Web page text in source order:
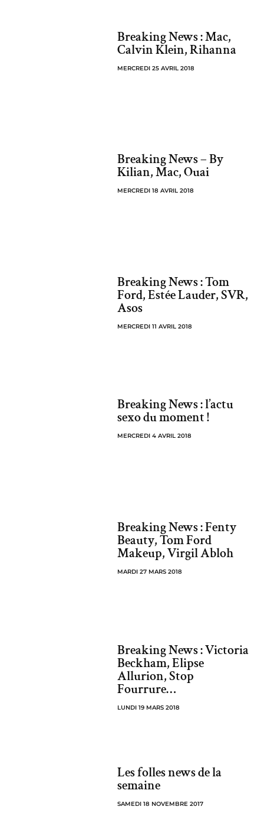
Breaking News : Mac,
Calvin Klein, Rihanna
MERCREDI 25 AVRIL 2018
Breaking News – By
Kilian, Mac, Ouai
MERCREDI 18 AVRIL 2018
Breaking News : Tom
Ford, Estée Lauder, SVR,
Asos
MERCREDI 11 AVRIL 2018
Breaking News : l’actu
sexo du moment !
MERCREDI 4 AVRIL 2018
Breaking News : Fenty
Beauty, Tom Ford
Makeup, Virgil Abloh
MARDI 27 MARS 2018
Breaking News : Victoria
Beckham, Elipse
Allurion, Stop
Fourrure…
LUNDI 19 MARS 2018
Les folles news de la
semaine
SAMEDI 18 NOVEMBRE 2017